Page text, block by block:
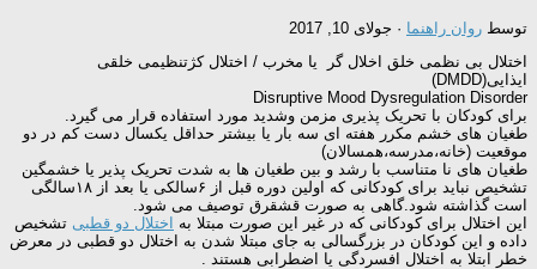
توسط روان راهنما · جولای 10, 2017
اختلال بی نظمی خلق اخلال گر یا مخرب / اختلال کژتنظیمی خلقی
ایذایی(DMDD)
Disruptive Mood Dysregulation Disorder
برای کودکان با تحریک پذیری مزمن وشدید مورد استفاده قرار می گیرد.
طغیان های خشم مکرر هفته ای سه بار یا بیشتر حداقل یکسال دست کم در دو
موقعیت (خانه،مدرسه،همسالان)
طغیان های نا متناسب با رشد و بین طغیان ها به شدت تحریک پذیر یا خشمگین
تشخیص نباید برای کودکانی که اولین دوره قبل از ۶سالکی یا بعد از ۱۸سالگی
است گذاشته شود.گاهی به صورت قشقرق توصیف می شود.
این اختلال برای کودکانی که در غیر این صورت مبتلا به
اختلال دو قطبی تشخیص
داده و این کودکان در بزرگسالی به جای مبتلا شدن به اختلال دو قطبی در معرض
خطر ابتلا به اختلال افسردگی یا اضطرابی هستند .